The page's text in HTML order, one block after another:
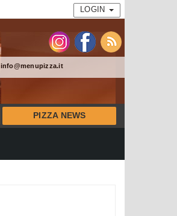
LOGIN
info@menupizza.it
PIZZA NEWS